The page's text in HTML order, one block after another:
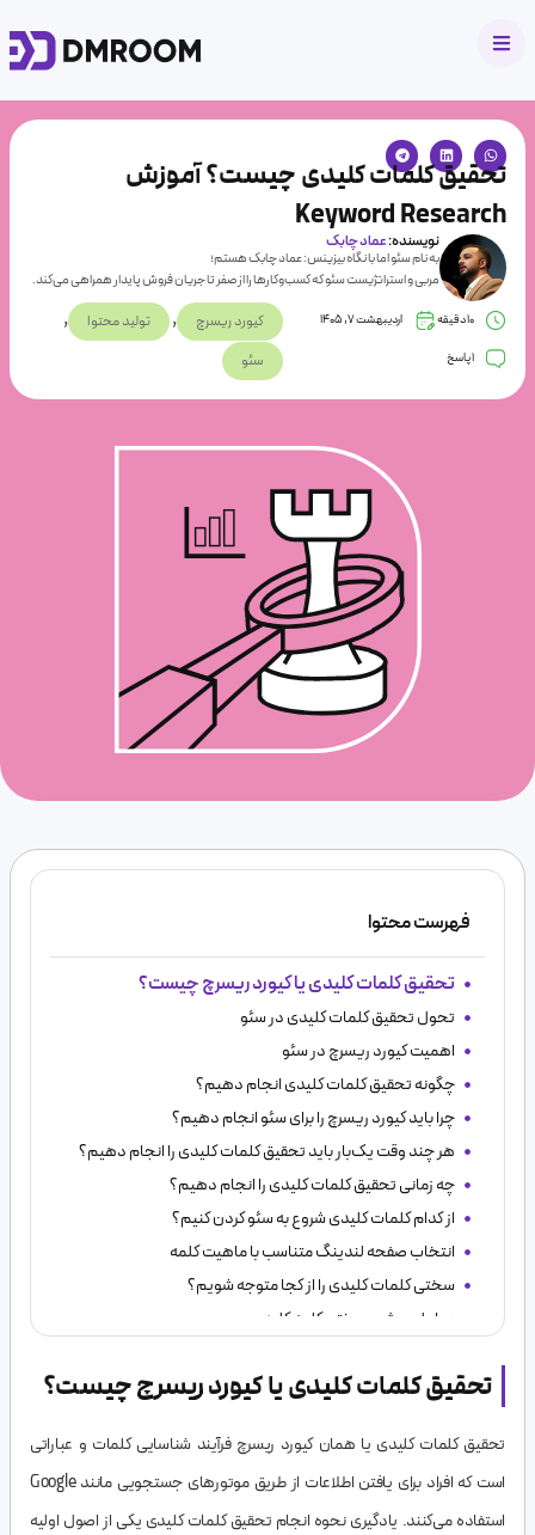
تحقیق کلمات کلیدی چیست؟ آموزش
Keyword Research
نویسنده:عماد چابک
به نام سئو اما با نگاه بیزینس: عماد چابک هستم؛
مربی و استراتژیست سئو که کسب‌وکارها را از صفر تا جریان فروش پایدار همراهی می‌کند.
10دقیقه اردیبهشت 7, 1405
1 پاسخ
کیورد ریسرچ , تولید محتوا ,
سئو
فهرست محتوا
تحقیق کلمات کلیدی یا کیورد ریسرچ چیست؟
تحول تحقیق کلمات کلیدی در سئو
اهمیت کیورد ریسرچ در سئو
چگونه تحقیق کلمات کلیدی انجام دهیم؟
چرا باید کیورد ریسرچ را برای سئو انجام دهیم؟
هر چند وقت یک‌بار باید تحقیق کلمات کلیدی را انجام دهیم؟
چه زمانی تحقیق کلمات کلیدی را انجام دهیم؟
از کدام کلمات کلیدی شروع به سئو کردن کنیم؟
انتخاب صفحه لندینگ متناسب با ماهیت کلمه
سختی کلمات کلیدی را از کجا متوجه شویم؟
عوامل موثر بر سختی کلمه کلیدی
تحقیق کلمات کلیدی یا کیورد ریسرچ چیست؟
تحقیق کلمات کلیدی یا همان کیورد ریسرچ فرآیند شناسایی کلمات و عباراتی
است که افراد برای یافتن اطلاعات از طریق موتورهای جستجویی مانند Google
استفاده می‌کنند. یادگیری نحوه انجام تحقیق کلمات کلیدی یکی از اصول اولیه